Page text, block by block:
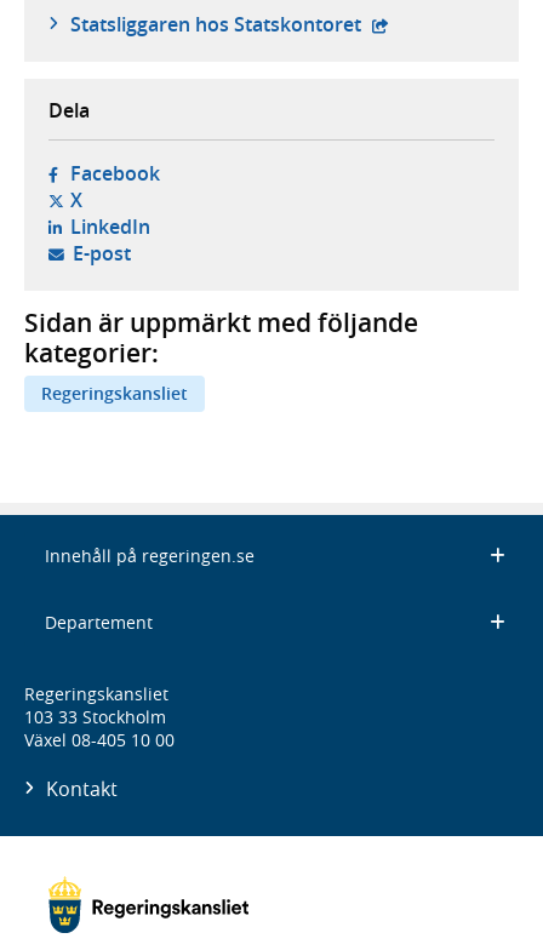
Statsliggaren hos Statskontoret - extern
Dela
Facebook- öppnas i ny flik, extern webbplats,
X- öppnas i ny flik, extern webbplats,
LinkedIn- öppnas i ny flik, extern webbplats,
E-post- öppnar din e-postklient,
Sidan är uppmärkt med följande
kategorier:
Regeringskansliet
Innehåll på regeringen.se
Departement
Regeringskansliet
103 33 Stockholm
Växel 08-405 10 00
Kontakt